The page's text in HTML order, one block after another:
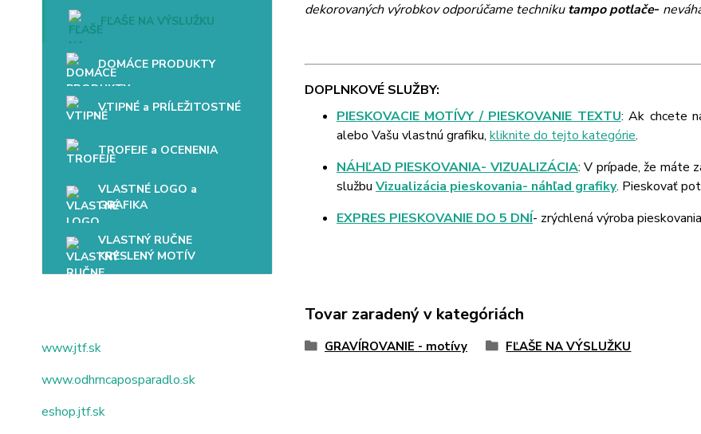
FĽAŠE NA VÝSLUŽKU
DOMÁCE PRODUKTY
VTIPNÉ a PRÍLEŽITOSTNÉ
TROFEJE a OCENENIA
VLASTNÉ LOGO a
GRAFIKA
VLASTNÝ RUČNE
KRESLENÝ MOTÍV
www.jtf.sk
www.odhrncaposparadlo.sk
eshop.jtf.sk
dekorovaných výrobkov odporúčame technikutampo potlače-
DOPLNKOVÉ SLUŽBY:
PIESKOVACIE MOTÍVY / PIESKOVANIE TEXTU: Ak chcete
alebo Vašu vlastnú grafiku, kliknite do tejto kategórie.
NÁHĽAD PIESKOVANIA- VIZUALIZÁCIA: V prípade, že máte
službu Vizualizácia pieskovania- náhľad grafiky. Pieskovať
EXPRES PIESKOVANIE DO 5 DNÍ- zrýchlená výroba pieskovania
Tovar zaradený v kategóriách
GRAVÍROVANIE - motívy FĽAŠE NA VÝSLUŽKU